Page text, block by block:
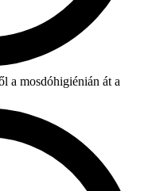
a mosdóhigiénián át a